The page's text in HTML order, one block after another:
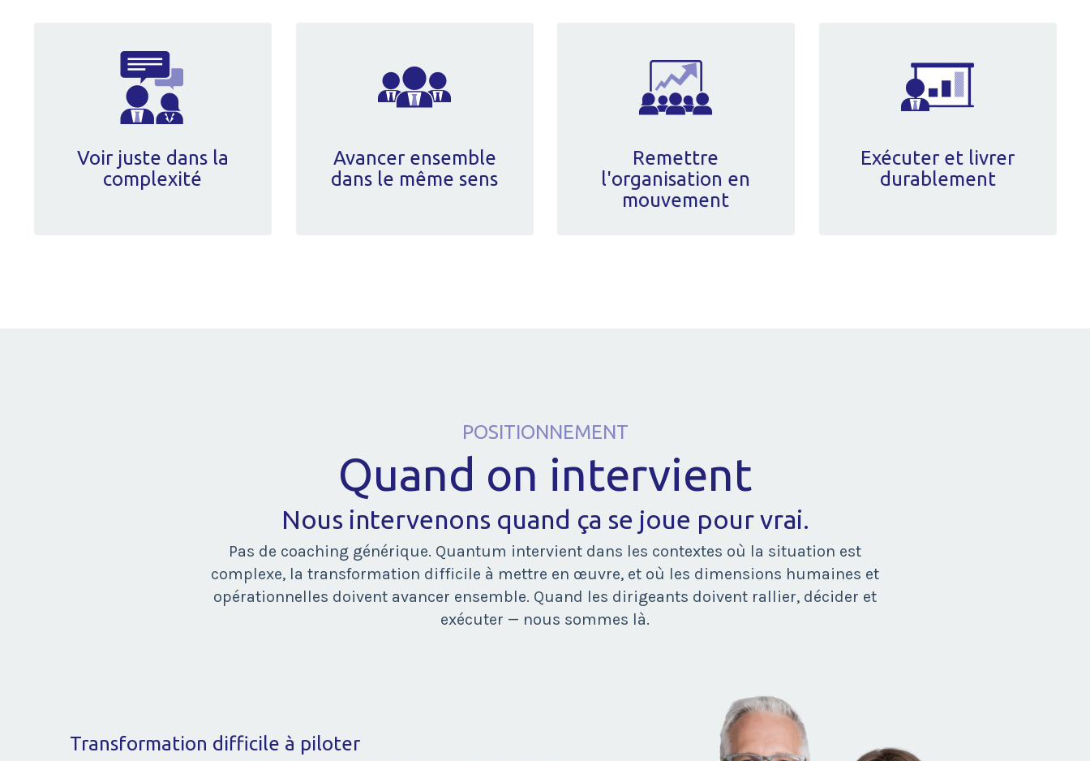
Voir juste dans la
complexité
Avancer ensemble
dans le même sens
Remettre
l'organisation en
mouvement
Exécuter et livrer
durablement
POSITIONNEMENT
Quand on intervient
Nous intervenons quand ça se joue pour vrai.
Pas de coaching générique. Quantum intervient dans les contextes où la situation est
complexe, la transformation difficile à mettre en œuvre, et où les dimensions humaines et
opérationnelles doivent avancer ensemble. Quand les dirigeants doivent rallier, décider et
exécuter — nous sommes là.
Transformation difficile à piloter